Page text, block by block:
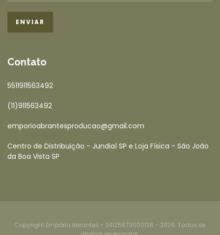
Contato
5511911563492
(11)911563492
emporioabrantesproducao@gmail.com
Centro de Distribuição - Jundiaí SP e Loja Física - São João
da Boa Vista SP
Copyright Empório Abrantes - 24125673000136 - 2026. Todos os